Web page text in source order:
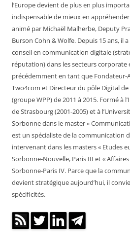
l’Europe devient de plus en plus
indispensable de mieux en
animé par Michaël Malherbe, Deputy
Burson Cohn & Wolfe. Depuis 15 ans, il
conseil en communication digitale
réputation) dans les secteurs
précédemment en tant que Fondateur-
Two4com et Directeur du pôle Digital de
(groupe WPP) de 2011 à 2015. Formé à
de Strasbourg (2001-2005) et à
Sorbonne dans le master «
est un spécialiste de la communication
intervenant dans les masters « Etudes
Sorbonne-Nouvelle, Paris III et «
Sorbonne-Paris IV. Parce que la
devient stratégique aujourd’hui, il
spécificités.